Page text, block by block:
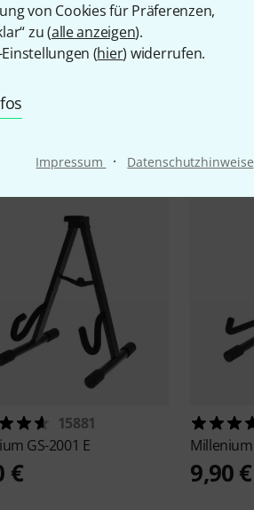
von Cookies für Präferenzen,
zu (alle anzeigen).
(hier) widerrufen.
Impressum · Datenschutzhinweise
15881
GS-2001 E
€
Millenium
9,90 €